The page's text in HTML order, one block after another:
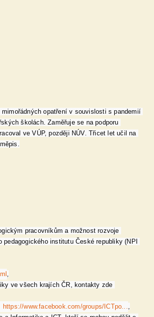
opatření v souvislosti s pandemií
školách. Zaměřuje se na podporu
ve VÚP, později NÚV. Třicet let učil na
pracovníkům a možnost rozvoje
institutu České republiky (NPI
,
ve všech krajích ČR, kontakty zde
https://www.facebook.com/groups/ICTpo...,